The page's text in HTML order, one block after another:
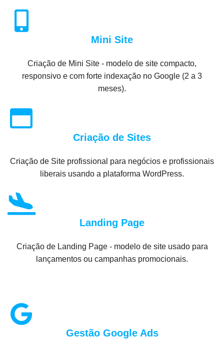
Mini Site
Criação de Mini Site - modelo de site compacto,
responsivo e com forte indexação no Google (2 a 3
meses).
Criação de Sites
Criação de Site profissional para negócios e profissionais
liberais usando a plataforma WordPress.
Landing Page
Criação de Landing Page - modelo de site usado para
lançamentos ou campanhas promocionais.
Gestão Google Ads